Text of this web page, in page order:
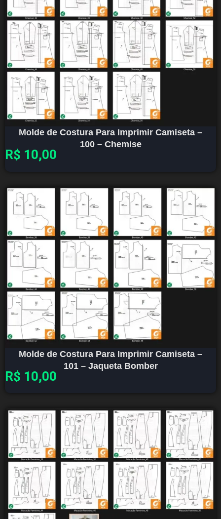
Molde de Costura Para Imprimir Camiseta –
100 – Chemise
R$ 10,00
Molde de Costura Para Imprimir Camiseta –
101 – Jaqueta Bomber
R$ 10,00